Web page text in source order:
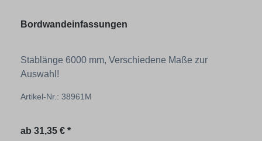
Bordwandeinfassungen
Stablänge 6000 mm, Verschiedene Maße zur
Auswahl!
Artikel-Nr.: 38961M
Regulärer Preis:
ab 31,35 € *